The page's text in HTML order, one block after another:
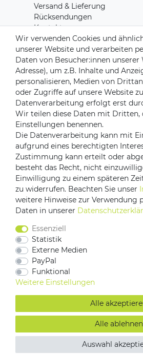
Versand & Lieferung
Rücksendungen
Kontakt zu uns
Zahlungsanbieter
Versandpartner
Impressum
Wir verwenden Cookies und
unserer Website und verarbeiten
Daten von Besucher:innen unserer
Adresse), um z.B. Inhalte und
personalisieren, Medien von
oder Zugriffe auf unsere Website
Datenverarbeitung erfolgt erst
Wir teilen diese Daten mit Dritten,
Einstellungen benennen.
Die Datenverarbeitung kann mit
aufgrund eines berechtigten
Zustimmung kann erteilt oder
besteht das Recht, nicht
Einwilligung zu einem späteren
zu widerrufen. Beachten Sie unser
weitere Hinweise zur Verwendung
Daten in unserer
Essenziell
Statistik
Externe Medien
PayPal
Funktional
Weitere Einstellungen
Alle
Alle ablehnen
Auswahl